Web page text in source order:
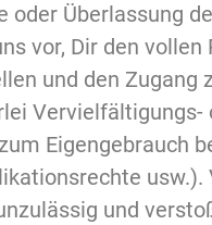
Überlassung
vor, Dir den
und den
Eigengebrauch
und